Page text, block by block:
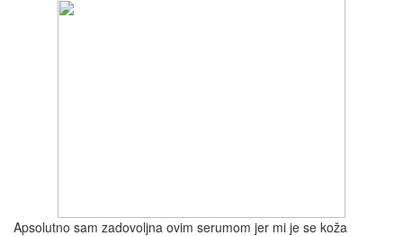
Apsolutno sam zadovoljna ovim serumom jer mi je se koža